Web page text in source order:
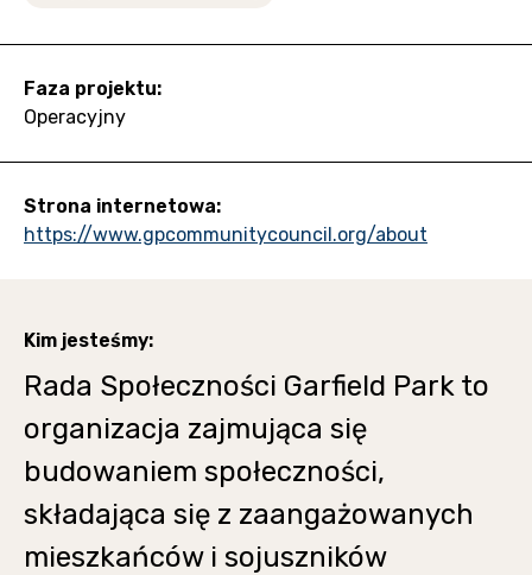
Faza projektu:
Operacyjny
Strona internetowa:
https://www.gpcommunitycouncil.org/about
Kim jesteśmy:
Rada Społeczności Garfield Park to
organizacja zajmująca się
budowaniem społeczności,
składająca się z zaangażowanych
mieszkańców i sojuszników